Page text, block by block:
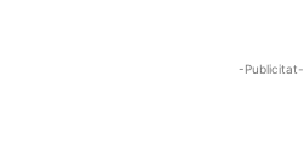
-Publicitat-